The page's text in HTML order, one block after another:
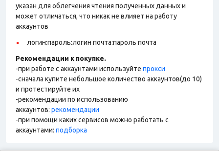
указан для облегчения чтения полученных данных и
может отличаться, что никак не влияет на работу
аккаунтов
логин:пароль:логин почта:пароль почта
Рекомендации к покупке.
-при работе с аккаунтами используйте прокси
-сначала купите небольшое количество аккаунтов(до 10)
и протестируйте их
-рекомендации по использованию
аккаунтов: рекомендации
-при помощи каких сервисов можно работать с
аккаунтами: подборка